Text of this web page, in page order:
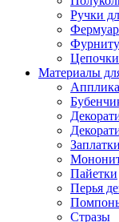
Ручки
Цепочки
Материалы
Заплатки
Пайетки
Перья
Стразы